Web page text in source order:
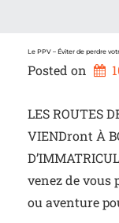
Le PPV – Éviter de perdre
Posted on
LES ROUTES
VIENDront À
venez de vous
ou aventure